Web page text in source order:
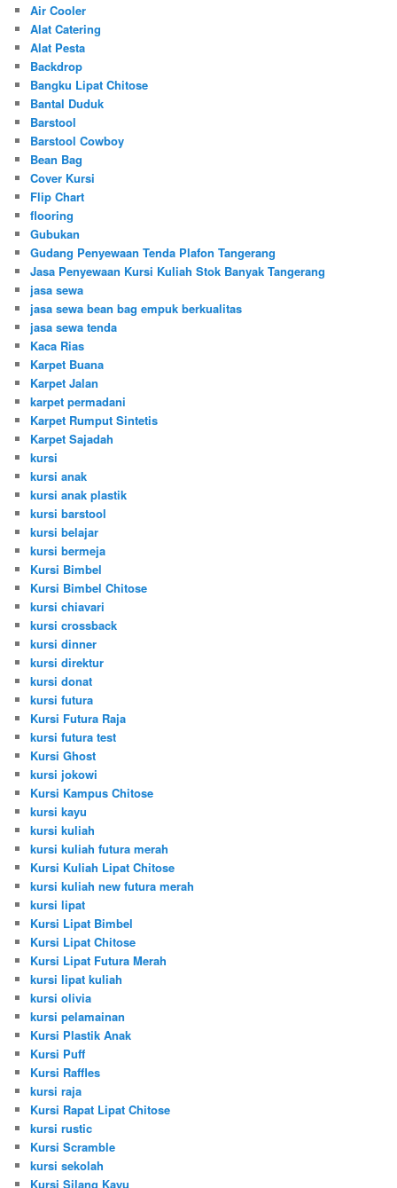
Air Cooler
Alat Catering
Alat Pesta
Backdrop
Bangku Lipat Chitose
Bantal Duduk
Barstool
Barstool Cowboy
Bean Bag
Cover Kursi
Flip Chart
flooring
Gubukan
Gudang Penyewaan Tenda Plafon Tangerang
Jasa Penyewaan Kursi Kuliah Stok Banyak Tangerang
jasa sewa
jasa sewa bean bag empuk berkualitas
jasa sewa tenda
Kaca Rias
Karpet Buana
Karpet Jalan
karpet permadani
Karpet Rumput Sintetis
Karpet Sajadah
kursi
kursi anak
kursi anak plastik
kursi barstool
kursi belajar
kursi bermeja
Kursi Bimbel
Kursi Bimbel Chitose
kursi chiavari
kursi crossback
kursi dinner
kursi direktur
kursi donat
kursi futura
Kursi Futura Raja
kursi futura test
Kursi Ghost
kursi jokowi
Kursi Kampus Chitose
kursi kayu
kursi kuliah
kursi kuliah futura merah
Kursi Kuliah Lipat Chitose
kursi kuliah new futura merah
kursi lipat
Kursi Lipat Bimbel
Kursi Lipat Chitose
Kursi Lipat Futura Merah
kursi lipat kuliah
kursi olivia
kursi pelamainan
Kursi Plastik Anak
Kursi Puff
Kursi Raffles
kursi raja
Kursi Rapat Lipat Chitose
kursi rustic
Kursi Scramble
kursi sekolah
Kursi Silang Kayu